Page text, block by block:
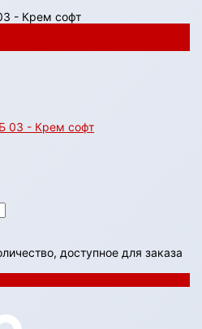
- Крем софт
доступное для заказа